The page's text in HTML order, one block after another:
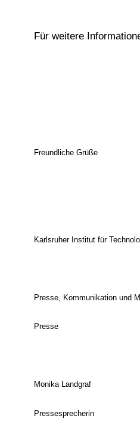
Für weitere
Freundliche Grüße
Karlsruher Institut für
Presse, Kommunikation und
Presse
Monika Landgraf
Pressesprecherin